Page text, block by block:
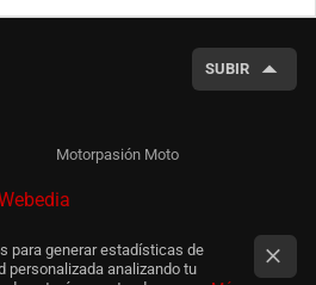
SUBIR
Motorpasión Moto
para generar estadísticas de
personalizada analizando tu